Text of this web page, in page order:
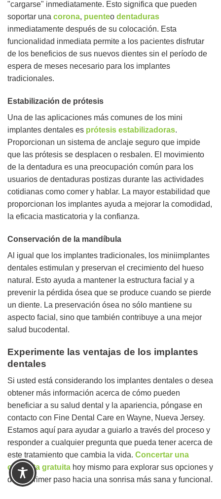
"cargarse" inmediatamente. Esto significa que pueden
soportar una corona, puenteo dentaduras
inmediatamente después de su colocación. Esta
funcionalidad inmediata permite a los pacientes disfrutar
de los beneficios de sus nuevos dientes sin el período de
espera de meses necesario para los implantes
tradicionales.
Estabilización de prótesis
Una de las aplicaciones más comunes de los mini
implantes dentales es prótesis estabilizadoras.
Proporcionan un sistema de anclaje seguro que impide
que las prótesis se desplacen o resbalen. El movimiento
de la dentadura es una preocupación común para los
usuarios de dentaduras postizas durante las actividades
cotidianas como comer y hablar. La mayor estabilidad que
proporcionan los implantes ayuda a mejorar la comodidad,
la eficacia masticatoria y la confianza.
Conservación de la mandíbula
Al igual que los implantes tradicionales, los miniimplantes
dentales estimulan y preservan el crecimiento del hueso
natural. Esto ayuda a mantener la estructura facial y a
prevenir la pérdida ósea que se produce cuando se pierde
un diente. La preservación ósea no sólo mantiene su
aspecto facial, sino que también contribuye a una mejor
salud bucodental.
Experimente las ventajas de los implantes
dentales
Si usted está considerando los implantes dentales o desea
obtener más información acerca de cómo pueden
beneficiar a su salud dental y la apariencia, póngase en
contacto con Fine Dental Care en Wayne, Nueva Jersey.
Estamos aquí para ayudar a guiarlo a través del proceso y
responder a cualquier pregunta que pueda tener acerca de
este tratamiento que cambia la vida. Concertar una
consulta gratuita hoy mismo para explorar sus opciones y
dar el primer paso hacia una sonrisa más sana y funcional.